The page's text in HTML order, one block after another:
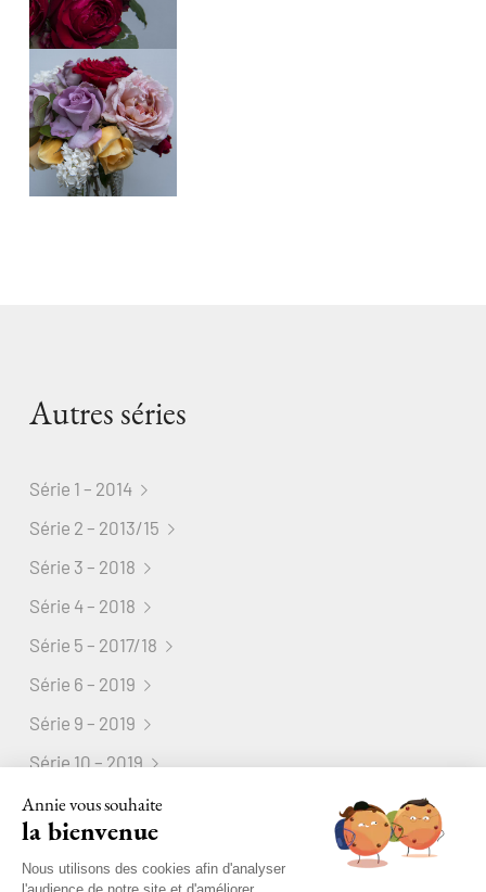
Autres séries
Série 1 – 2014
Série 2 – 2013/15
Série 3 – 2018
Série 4 – 2018
Série 5 – 2017/18
Série 6 – 2019
Série 9 – 2019
Série 10 – 2019
Série 11 – 2019
Série 12 – 2019
Annie vous souhaite
la bienvenue
Nous utilisons des cookies afin d'analyser
l'audience de notre site et d'améliorer